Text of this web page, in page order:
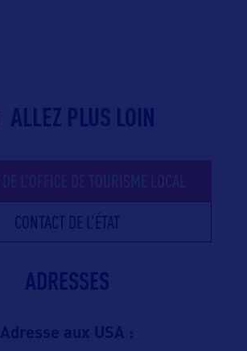
ALLEZ PLUS LOIN
CONTACT DE L'ÉTAT
ADRESSES
Adresse aux USA :